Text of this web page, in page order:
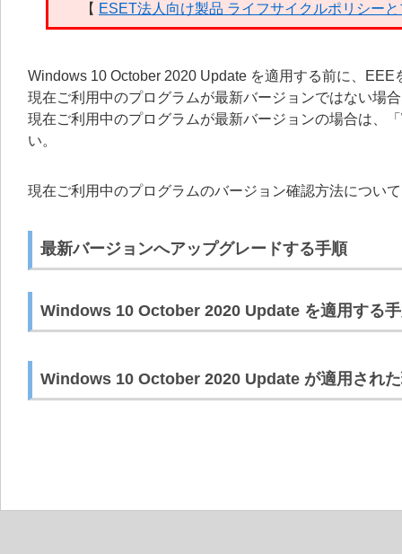
【 ESET法人向け製品 ライフサイクルポリシー
Windows 10 October 2020 Update を適用する前に、EEE
現在ご利用中のプログラムが最新バージョンではない場
現在ご利用中のプログラムが最新バージョンの場合は、
い。
現在ご利用中のプログラムのバージョン確認方法について
最新バージョンへアップグレードする手順
Windows 10 October 2020 Update を適用する
Windows 10 October 2020 Update が適用され